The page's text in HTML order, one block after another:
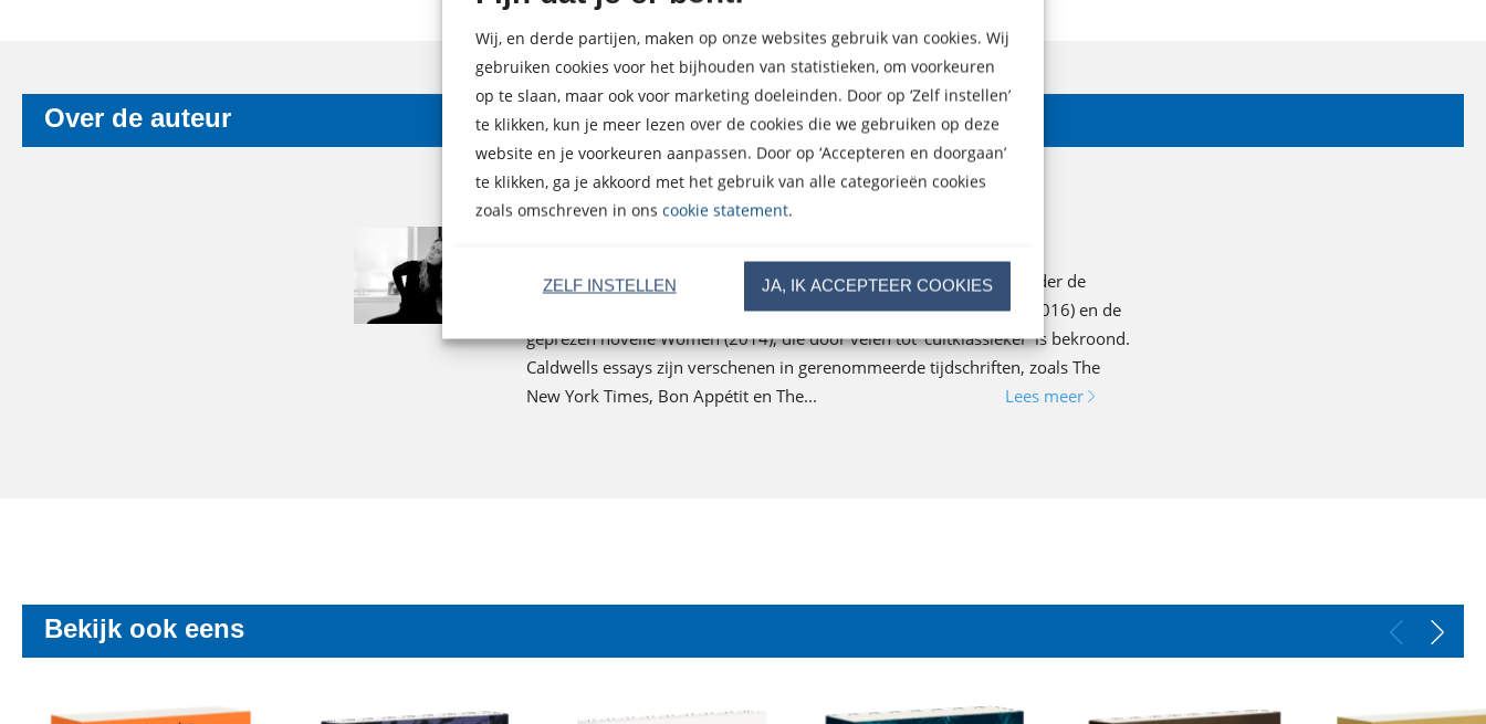
Wij, en derde partijen, maken op onze websites gebruik van cookies. Wij
gebruiken cookies voor het bijhouden van statistieken, om voorkeuren
op te slaan, maar ook voor marketing doeleinden. Door op ‘Zelf instellen’
te klikken, kun je meer lezen over de cookies die we gebruiken op deze
website en je voorkeuren aanpassen. Door op ‘Accepteren en doorgaan’
te klikken, ga je akkoord met het gebruik van alle categorieën cookies
zoals omschreven in ons cookie statement.
JA, IK ACCEPTEER COOKIES
ZELF INSTELLEN
Over de auteur
Chloé Caldwell is een Amerikaanse auteur van vier boeken, waaronder de
essaybundels Legs Get Led Astray (2012) en I’ll Tell You in Person (2016) en de
geprezen novelle Women (2014), die door velen tot ‘cultklassieker’ is bekroond.
Caldwells essays zijn verschenen in gerenommeerde tijdschriften, zoals The
New York Times, Bon Appétit en The...
Lees meer
Bekijk ook eens